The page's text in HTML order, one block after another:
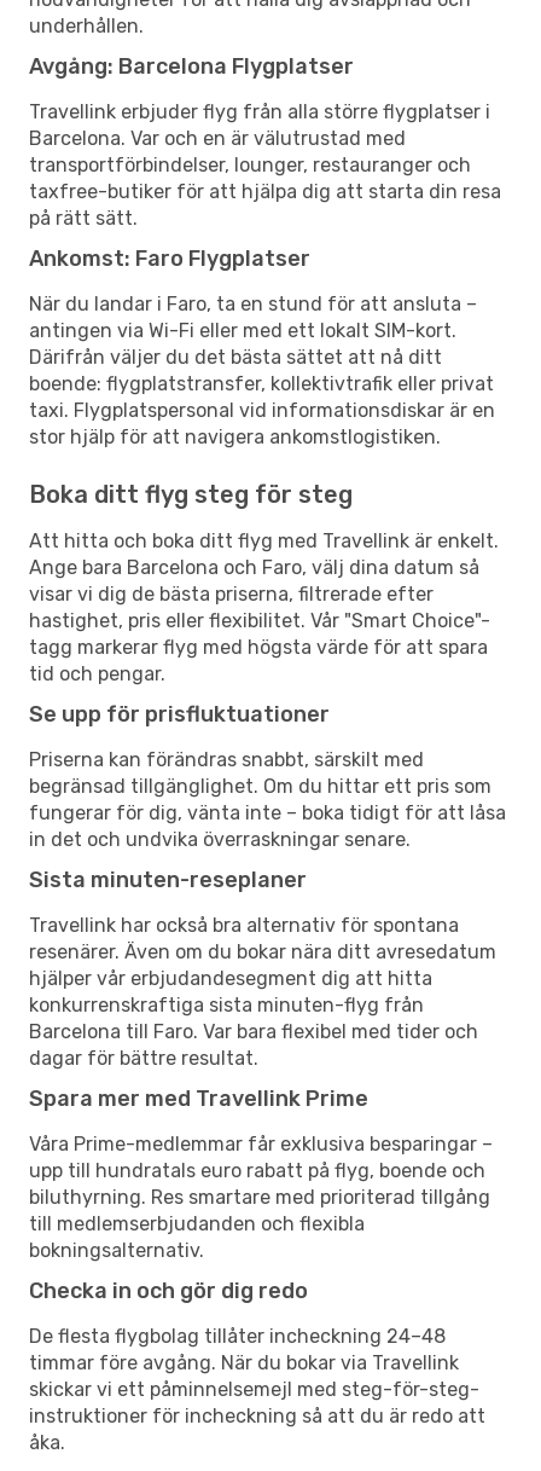
underhållen.
Avgång: Barcelona Flygplatser
Travellink erbjuder flyg från alla större flygplatser i
Barcelona. Var och en är välutrustad med
transportförbindelser, lounger, restauranger och
taxfree-butiker för att hjälpa dig att starta din resa
på rätt sätt.
Ankomst: Faro Flygplatser
När du landar i Faro, ta en stund för att ansluta –
antingen via Wi-Fi eller med ett lokalt SIM-kort.
Därifrån väljer du det bästa sättet att nå ditt
boende: flygplatstransfer, kollektivtrafik eller privat
taxi. Flygplatspersonal vid informationsdiskar är en
stor hjälp för att navigera ankomstlogistiken.
Boka ditt flyg steg för steg
Att hitta och boka ditt flyg med Travellink är enkelt.
Ange bara Barcelona och Faro, välj dina datum så
visar vi dig de bästa priserna, filtrerade efter
hastighet, pris eller flexibilitet. Vår "Smart Choice"-
tagg markerar flyg med högsta värde för att spara
tid och pengar.
Se upp för prisfluktuationer
Priserna kan förändras snabbt, särskilt med
begränsad tillgänglighet. Om du hittar ett pris som
fungerar för dig, vänta inte – boka tidigt för att låsa
in det och undvika överraskningar senare.
Sista minuten-reseplaner
Travellink har också bra alternativ för spontana
resenärer. Även om du bokar nära ditt avresedatum
hjälper vår erbjudandesegment dig att hitta
konkurrenskraftiga sista minuten-flyg från
Barcelona till Faro. Var bara flexibel med tider och
dagar för bättre resultat.
Spara mer med Travellink Prime
Våra Prime-medlemmar får exklusiva besparingar –
upp till hundratals euro rabatt på flyg, boende och
biluthyrning. Res smartare med prioriterad tillgång
till medlemserbjudanden och flexibla
bokningsalternativ.
Checka in och gör dig redo
De flesta flygbolag tillåter incheckning 24–48
timmar före avgång. När du bokar via Travellink
skickar vi ett påminnelsemejl med steg-för-steg-
instruktioner för incheckning så att du är redo att
åka.